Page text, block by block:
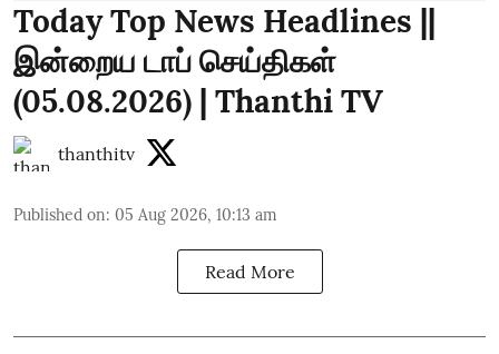
Today Top News Headlines ||
இன்றைய டாப் செய்திகள்
(05.08.2026) | Thanthi TV
thanthitv
Published on: 05 Aug 2026, 10:13 am
Read More